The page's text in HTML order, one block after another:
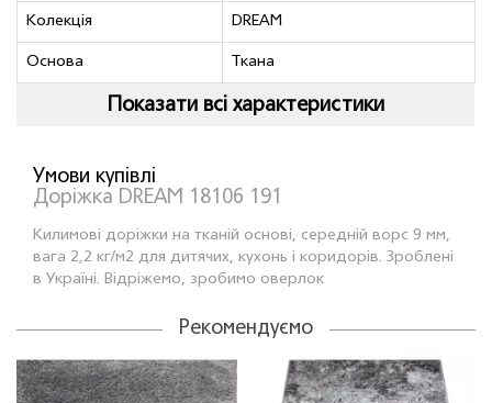
Колекція DREAM
Основа Ткана
Показати всі характеристики
Умови купівлі
Доріжка DREAM 18106 191
Килимові доріжки на тканій основі, середній ворс 9 мм,
вага 2,2 кг/м2 для дитячих, кухонь і коридорів. Зроблені
в Україні. Відріжемо, зробимо оверлок
Рекомендуємо